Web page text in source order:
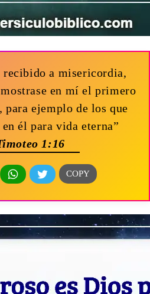
recibido a misericordia,
en mí el primero
para ejemplo de los que
él para vida eterna”
1:16